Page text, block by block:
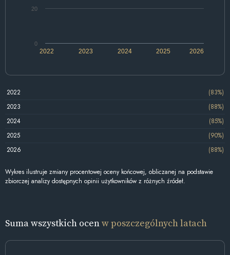
2022 2024 2026
2023 2025
0
20
2022
(83%)
2023
(88%)
2024
(85%)
2025
(90%)
2026
(88%)
Wykres ilustruje zmiany procentowej oceny końcowej, obliczanej na podstawie
zbiorczej analizy dostępnych opinii użytkowników z różnych źródeł.
Suma wszystkich ocenw poszczególnych latach